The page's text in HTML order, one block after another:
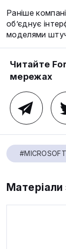
Раніше
об’єднує
моделями
Читайте
мережах
#MICROSOFT